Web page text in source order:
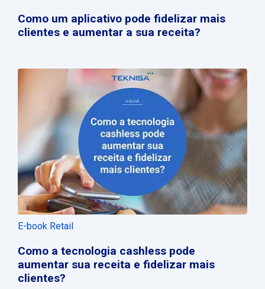
Como um aplicativo pode fidelizar mais
clientes e aumentar a sua receita?
E-book Retail
Como a tecnologia cashless pode
aumentar sua receita e fidelizar mais
clientes?